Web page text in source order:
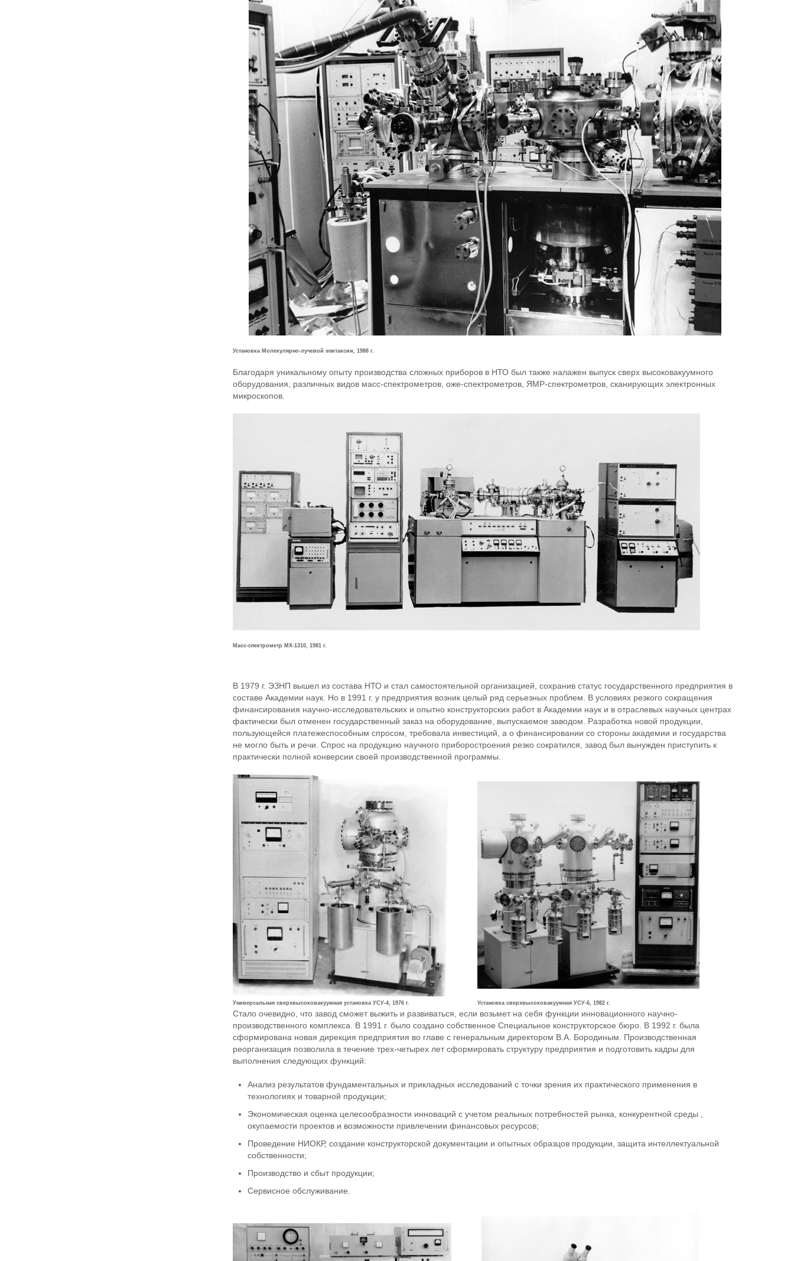
Установка Молекулярно-лучевой эпитаксии, 1988 г.
Благодаря уникальному опыту производства сложных приборов в НТО был также налажен выпуск сверх высоковакуумного
оборудования, различных видов масс-спектрометров, оже-спектрометров, ЯМР-спектрометров, сканирующих электронных
микроскопов.
Масс-спектрометр МХ-1310, 1981 г.
В 1979 г. ЭЗНП вышел из состава НТО и стал самостоятельной организацией, сохранив статус государственного предприятия в
составе Академии наук. Но в 1991 г. у предприятия возник целый ряд серьезных проблем. В условиях резкого сокращения
финансирования научно-исследовательских и опытно конструкторских работ в Академии наук и в отраслевых научных центрах
фактически был отменен государственный заказ на оборудование, выпускаемое заводом. Разработка новой продукции,
пользующейся платежеспособным спросом, требовала инвестиций, а о финансировании со стороны академии и государства
не могло быть и речи. Спрос на продукцию научного приборостроения резко сократился, завод был вынужден приступить к
практически полной конверсии своей производственной программы.
Универсальная сверхвысоковакуумная установка УСУ-4, 1976 г. Установка сверхвысоковакуумная УСУ-6, 1982 г.
Стало очевидно, что завод сможет выжить и развиваться, если возьмет на себя функции инновационного научно-
производственного комплекса. В 1991 г. было создано собственное Специальное конструкторское бюро. В 1992 г. была
сформирована новая дирекция предприятия во главе с генеральным директором В.А. Бородиным. Производственная
реорганизация позволила в течение трех-четырех лет сформировать структуру предприятия и подготовить кадры для
выполнения следующих функций:
Анализ результатов фундаментальных и прикладных исследований с точки зрения их практического применения в
технологиях и товарной продукции;
Экономическая оценка целесообразности инноваций с учетом реальных потребностей рынка, конкурентной среды ,
окупаемости проектов и возможности привлечении финансовых ресурсов;
Проведение НИОКР, создание конструкторской документации и опытных образцов продукции, защита интеллектуальной
собственности;
Производство и сбыт продукции;
Сервисное обслуживание.